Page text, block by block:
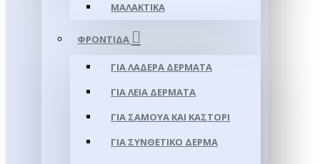
ΜΑΛΑΚΤΙΚΆ
ΦΡΟΝΤΊΔΑ
ΓΙΑ ΛΑΔΕΡΆ ΔΈΡΜΑΤΑ
ΓΙΑ ΛΕΊΑ ΔΈΡΜΑΤΑ
ΓΙΑ ΣΑΜΟΥΑ ΚΑΙ ΚΑΣΤΌΡΙ
ΓΙΑ ΣΥΝΘΕΤΙΚΌ ΔΈΡΜΑ